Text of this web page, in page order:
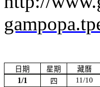
日期 星期 藏曆
1/1 四 11/10